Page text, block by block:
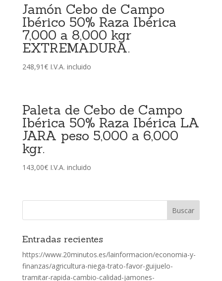
Jamón Cebo de Campo
Ibérico 50% Raza Ibérica
7,000 a 8,000 kgr
EXTREMADURA.
248,91€ I.V.A. incluido
Paleta de Cebo de Campo
Ibérica 50% Raza Ibérica LA
JARA peso 5,000 a 6,000
kgr.
143,00€ I.V.A. incluido
Entradas recientes
https://www.20minutos.es/lainformacion/economia-y-
finanzas/agricultura-niega-trato-favor-guijuelo-
tramitar-rapida-cambio-calidad-jamones-